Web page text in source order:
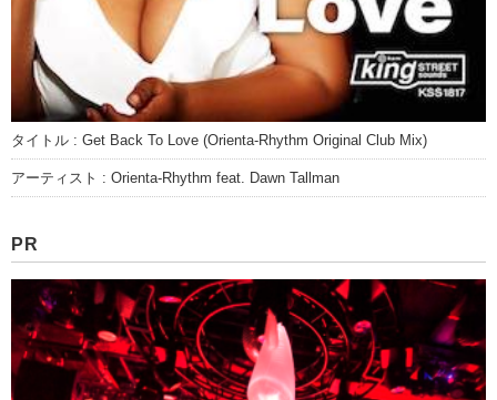
タイトル : Get Back To Love (Orienta-Rhythm Original Club Mix)
アーティスト : Orienta-Rhythm feat. Dawn Tallman
PR